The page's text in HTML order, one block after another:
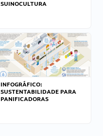
SUINOCULTURA
INFOGRÁFICO:
SUSTENTABILIDADE PARA
PANIFICADORAS